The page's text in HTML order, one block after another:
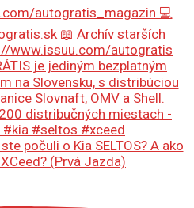
počuli o Kia SELTOS? A ako
(Prvá Jazda)